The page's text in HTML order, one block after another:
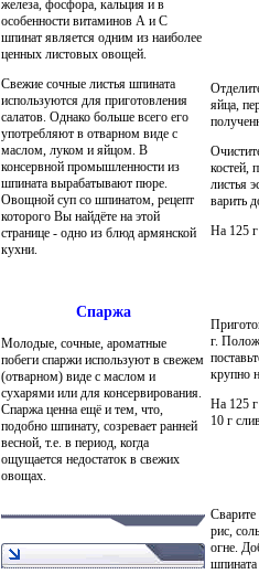
железа, фосфора, кальция и в
особенности витаминов А и С
шпинат является одним из наиболее
ценных листовых овощей.
Свежие сочные листья шпината
используются для приготовления
салатов. Однако больше всего его
употребляют в отварном виде с
маслом, луком и яйцом. В
консервной промышленности из
шпината вырабатывают пюре.
Овощной суп со шпинатом, рецепт
которого Вы найдёте на этой
странице - одно из блюд армянской
кухни.
Спаржа
Молодые, сочные, ароматные
побеги спаржи используют в свежем
(отварном) виде с маслом и
сухарями или для консервирования.
Спаржа ценна ещё и тем, что,
подобно шпинату, созревает ранней
весной, т.е. в период, когда
ощущается недостаток в свежих
овощах.
яйца,
костей,
листья
варить
На 125 г
г.
крупно
На 125 г
10 г
Сварите
рис,
огне.
шпината